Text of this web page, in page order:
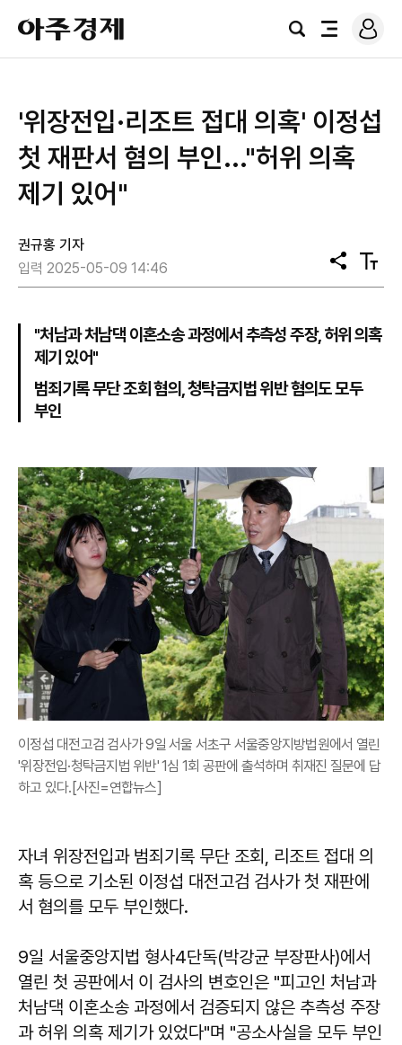
아
주
경
검
전
로
그
'위장전입·리조트 접대 의혹' 이정섭
첫 재판서 혐의 부인..."허위 의혹
제기 있어"
권규홍 기자
입력 2025-05-09 14:46
공
유
텍
스
기
"처남과 처남댁 이혼소송 과정에서 추측성 주장, 허위 의혹
제기 있어"
범죄기록 무단 조회 혐의, 청탁금지법 위반 혐의도 모두
부인
이정섭 대전고검 검사가 9일 서울 서초구 서울중앙지방법원에서 열린
'위장전입·청탁금지법 위반' 1심 1회 공판에 출석하며 취재진 질문에 답
하고 있다.[사진=연합뉴스]
자녀 위장전입과 범죄기록 무단 조회, 리조트 접대 의
혹 등으로 기소된 이정섭 대전고검 검사가 첫 재판에
서 혐의를 모두 부인했다.
9일 서울중앙지법 형사4단독(박강균 부장판사)에서
열린 첫 공판에서 이 검사의 변호인은 "피고인 처남과
처남댁 이혼소송 과정에서 검증되지 않은 추측성 주장
과 허위 의혹 제기가 있었다"며 "공소사실을 모두 부인